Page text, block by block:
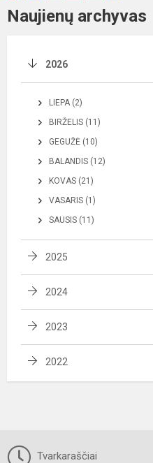
Naujienų archyvas
2026
LIEPA (2)
BIRŽELIS (11)
GEGUŽĖ (10)
BALANDIS (12)
KOVAS (21)
VASARIS (1)
SAUSIS (11)
2025
2024
2023
2022
Tvarkaraščiai